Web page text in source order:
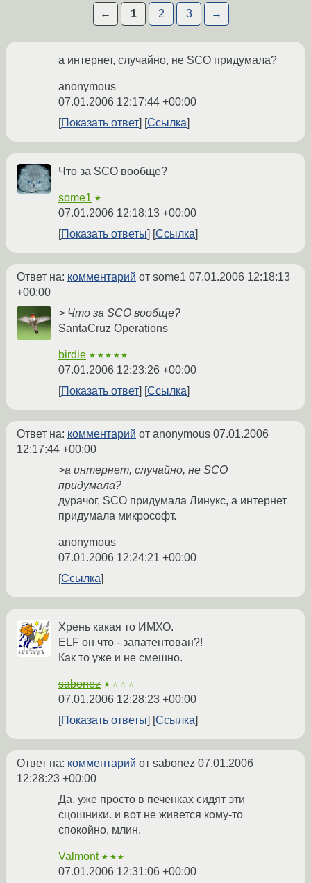
← 1 2 3 →
а интернет, случайно, не SCO придумала?
anonymous
07.01.2006 12:17:44 +00:00
Показать ответ
Ссылка
Что за SCO вообще?
some1 ★
07.01.2006 12:18:13 +00:00
Показать ответы
Ссылка
Ответ на: комментарий от some1 07.01.2006 12:18:13
+00:00
> Что за SCO вообще?
SantaCruz Operations
birdie ★★★★★
07.01.2006 12:23:26 +00:00
Показать ответ
Ссылка
Ответ на: комментарий от anonymous 07.01.2006
12:17:44 +00:00
>а интернет, случайно, не SCO
придумала?
дурачог, SCO придумала Линукс, а интернет
придумала микрософт.
anonymous
07.01.2006 12:24:21 +00:00
Ссылка
Хрень какая то ИМХО.
ELF он что - запатентован?!
Как то уже и не смешно.
sabonez ★☆☆☆
07.01.2006 12:28:23 +00:00
Показать ответы
Ссылка
Ответ на: комментарий от sabonez 07.01.2006
12:28:23 +00:00
Да, уже просто в печенках сидят эти
сцошники. и вот не живется кому-то
спокойно, млин.
Valmont ★★★
07.01.2006 12:31:06 +00:00